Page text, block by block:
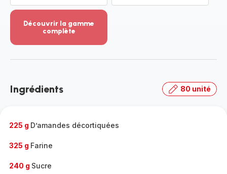
Découvrir la gamme
complète
-
gamme
Ingrédients 80 unité
225 g D’amandes décortiquées
325 g Farine
240 g Sucre